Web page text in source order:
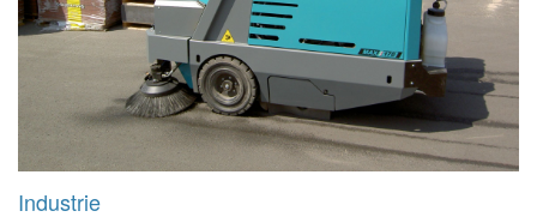
Industrie